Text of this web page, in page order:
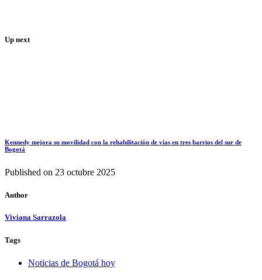
Up next
Kennedy mejora su movilidad con la rehabilitación de vías en tres barrios del sur de
Bogotá
Published on 23 octubre 2025
Author
Viviana Sarrazola
Tags
Noticias de Bogotá hoy